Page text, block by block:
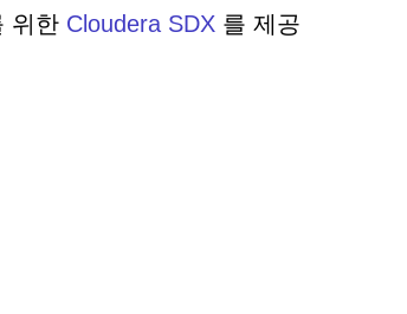
위한 Cloudera SDX 를 제공